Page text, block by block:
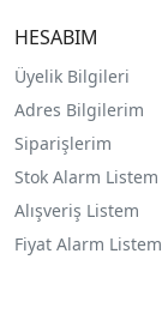
HESABIM
Üyelik Bilgileri
Adres Bilgilerim
Siparişlerim
Stok Alarm Listem
Alışveriş Listem
Fiyat Alarm Listem